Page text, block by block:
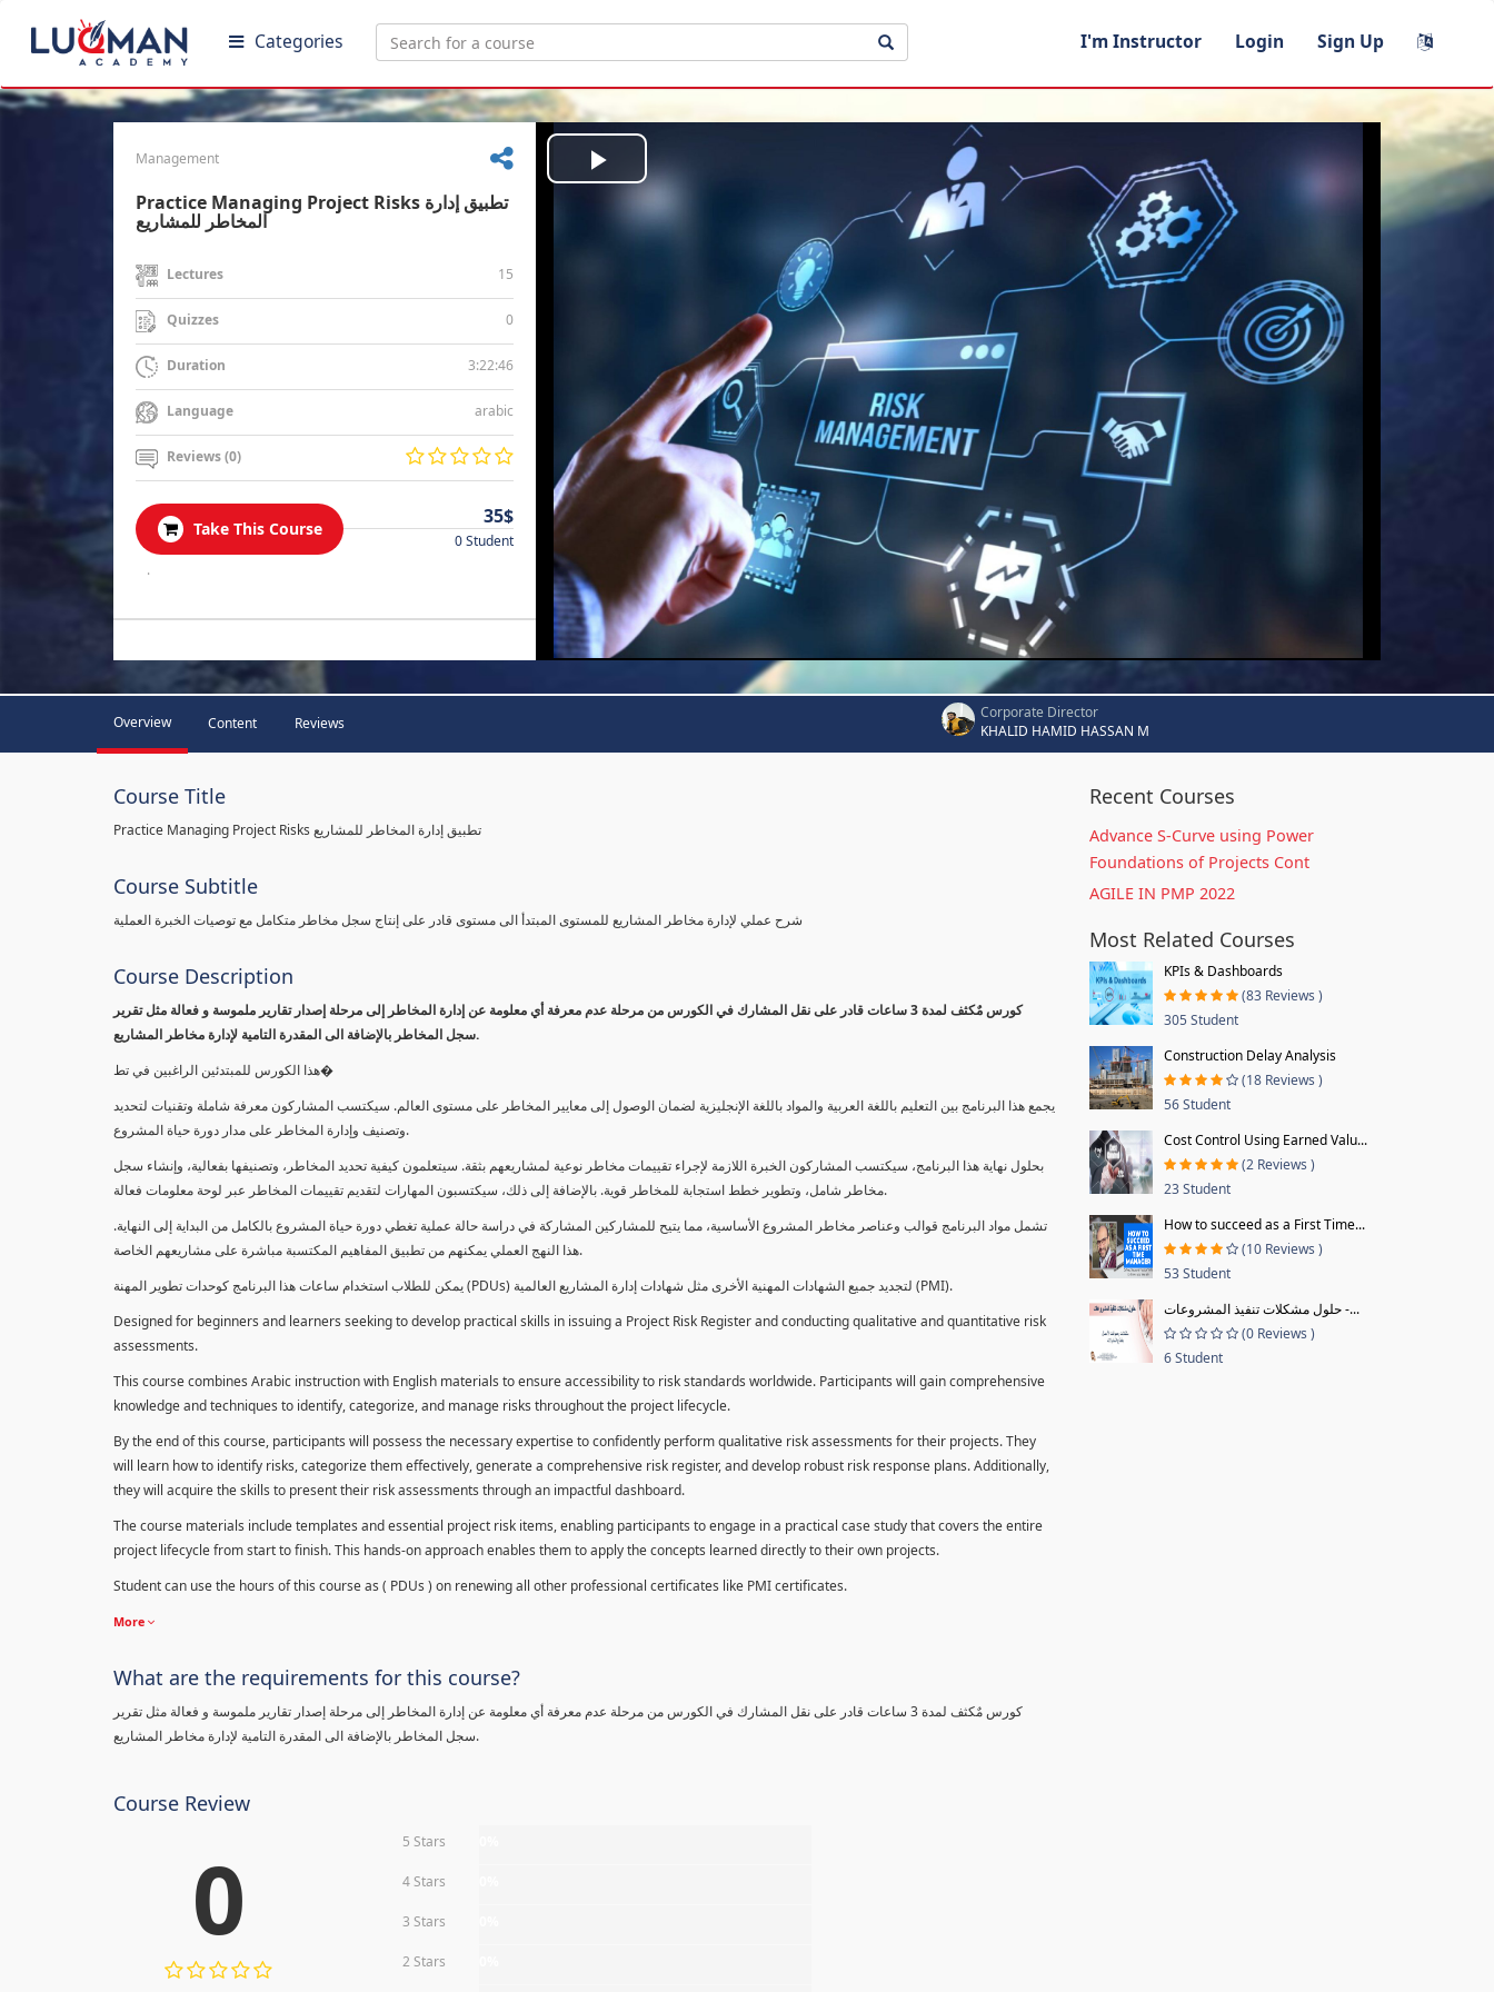
Categories I'm Instructor Login Sign Up
Management
Practice Managing Project Risks تطبيق إدارة
المخاطر للمشاريع
Lectures 15
Quizzes 0
Duration 3:22:46
Language arabic
Reviews (0)
Take This Course
35$
0 Student
.
Play
Video
Overview Content Reviews
Corporate Director
KHALID HAMID HASSAN M
Course Title
Practice Managing Project Risks تطبيق إدارة المخاطر للمشاريع
Course Subtitle
شرح عملي لإدارة مخاطر المشاريع للمستوى المبتدأ الى مستوى قادر على إنتاج سجل مخاطر متكامل مع توصيات الخبرة العملية
Course Description
كورس مٌكثف لمدة 3 ساعات قادر على نقل المشارك في الكورس من مرحلة عدم معرفة أي معلومة عن إدارة المخاطر إلى مرحلة إصدار تقارير ملموسة و فعالة مثل تقرير
سجل المخاطر بالإضافة الى المقدرة التامية لإدارة مخاطر المشاريع.
هذا الكورس للمبتدئين الراغبين في تط�
يجمع هذا البرنامج بين التعليم باللغة العربية والمواد باللغة الإنجليزية لضمان الوصول إلى معايير المخاطر على مستوى العالم. سيكتسب المشاركون معرفة شاملة وتقنيات لتحديد
وتصنيف وإدارة المخاطر على مدار دورة حياة المشروع.
بحلول نهاية هذا البرنامج، سيكتسب المشاركون الخبرة اللازمة لإجراء تقييمات مخاطر نوعية لمشاريعهم بثقة. سيتعلمون كيفية تحديد المخاطر، وتصنيفها بفعالية، وإنشاء سجل
مخاطر شامل، وتطوير خطط استجابة للمخاطر قوية. بالإضافة إلى ذلك، سيكتسبون المهارات لتقديم تقييمات المخاطر عبر لوحة معلومات فعالة.
تشمل مواد البرنامج قوالب وعناصر مخاطر المشروع الأساسية، مما يتيح للمشاركين المشاركة في دراسة حالة عملية تغطي دورة حياة المشروع بالكامل من البداية إلى النهاية.
هذا النهج العملي يمكنهم من تطبيق المفاهيم المكتسبة مباشرة على مشاريعهم الخاصة.
يمكن للطلاب استخدام ساعات هذا البرنامج كوحدات تطوير المهنة (PDUs) لتجديد جميع الشهادات المهنية الأخرى مثل شهادات إدارة المشاريع العالمية (PMI).
Designed for beginners and learners seeking to develop practical skills in issuing a Project Risk Register and conducting qualitative and quantitative risk
assessments.
This course combines Arabic instruction with English materials to ensure accessibility to risk standards worldwide. Participants will gain comprehensive
knowledge and techniques to identify, categorize, and manage risks throughout the project lifecycle.
By the end of this course, participants will possess the necessary expertise to confidently perform qualitative risk assessments for their projects. They
will learn how to identify risks, categorize them effectively, generate a comprehensive risk register, and develop robust risk response plans. Additionally,
they will acquire the skills to present their risk assessments through an impactful dashboard.
The course materials include templates and essential project risk items, enabling participants to engage in a practical case study that covers the entire
project lifecycle from start to finish. This hands-on approach enables them to apply the concepts learned directly to their own projects.
Student can use the hours of this course as ( PDUs ) on renewing all other professional certificates like PMI certificates.
More
What are the requirements for this course?
كورس مٌكثف لمدة 3 ساعات قادر على نقل المشارك في الكورس من مرحلة عدم معرفة أي معلومة عن إدارة المخاطر إلى مرحلة إصدار تقارير ملموسة و فعالة مثل تقرير
سجل المخاطر بالإضافة الى المقدرة التامية لإدارة مخاطر المشاريع.
Course Review
0 5 Stars
4 Stars
3 Stars
2 Stars
Recent Courses
Advance S-Curve using Power
Foundations of Projects Cont
AGILE IN PMP 2022
Most Related Courses
KPIs & Dashboards
(83 Reviews )
305 Student
Construction Delay Analysis
(18 Reviews )
56 Student
Cost Control Using Earned Valu...
(2 Reviews )
23 Student
How to succeed as a First Time...
(10 Reviews )
53 Student
حلول مشكلات تنفيذ المشروعات -...
(0 Reviews )
6 Student